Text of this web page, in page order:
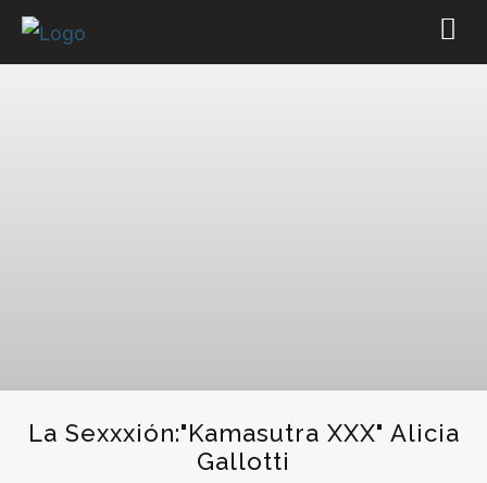
La Sexxxión:"Kamasutra XXX" Alicia
Gallotti